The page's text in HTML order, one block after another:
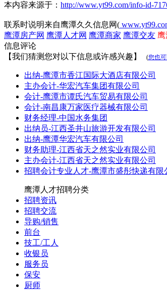
本内容来源于： http://www.yt99.com/info-id-
联系时说明来自鹰潭久久信息网(
鹰潭房产网 鹰潭人才网 鹰潭商家 鹰潭交友 鹰
信息评论
【我们猜测您对以下信息或许感兴趣】
(您也
出纳-鹰潭市香江国际大酒店有限公司
主办会计-华宏汽车集团有限公司
会计-鹰潭市谭氏汽车贸易有限公司
会计-南昌康万家医疗器械有限公司
财务经理-中国水务集团
出纳员-江西圣井山旅游开发有限公司
出纳-鹰潭华宏汽车有限公司
财务助理-江西省天之然实业有限公司
主办会计-江西省天之然实业有限公司
招聘会计专业人才-鹰潭市盛彤快递有限
鹰潭人才招聘分类
招聘资讯
招聘交流
导购/销售
前台
技工/工人
收银员
服务员
保安
厨师